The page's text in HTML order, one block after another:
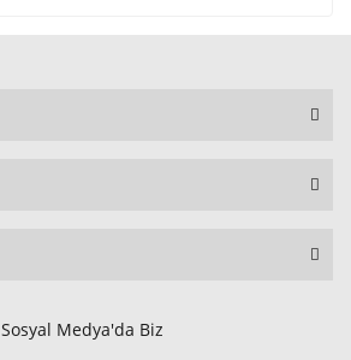
Sosyal Medya'da Biz